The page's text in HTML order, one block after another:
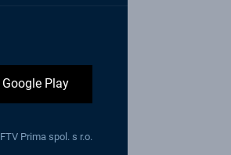
Google Play
Prima spol. s r.o.